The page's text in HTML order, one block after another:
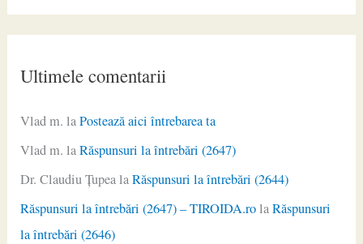
Ultimele comentarii
Vlad m. laPostează aici întrebarea ta
Vlad m. laRăspunsuri la întrebări (2647)
Dr. Claudiu ŢupealaRăspunsuri la întrebări (2644)
Răspunsuri la întrebări (2647) – TIROIDA.rolaRăspunsuri
la întrebări (2646)